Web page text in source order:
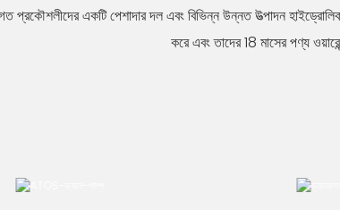
প্রকৌশলীদের একটি পেশাদার দল এবং বিভিন্ন উন্নত উত্পাদন
করে এবং তাদের 18 মাসের পণ্য